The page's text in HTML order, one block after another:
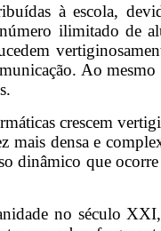
à escola,
ilimitado de
Ao
crescem
densa e
dinâmico que
no século